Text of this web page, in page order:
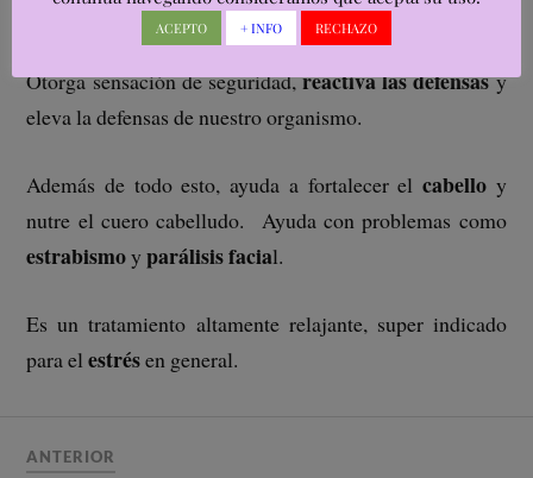
También mejora la memoria, problemas de
comprensión,miedos,ansiedad, calidad mental…
Otorga sensación de seguridad,reactiva las defensasy
eleva la defensas de nuestro organismo.
Además de todo esto, ayuda a fortalecer el cabelloy
nutre el cuero cabelludo. Ayuda con problemas como
estrabismoyparálisis facial.
Es un tratamiento altamente relajante, super indicado
para elestrésen general.
ANTERIOR
ACEPTO + INFO RECHAZO